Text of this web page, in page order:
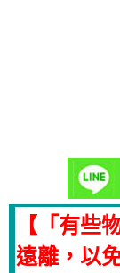
【「有些
遠離，以